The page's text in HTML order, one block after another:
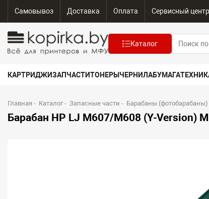
Самовывоз Доставка Оплата Сервисный центр
Каталог
КАРТРИДЖИЗАПЧАСТИТОНЕРЫ ЧЕРНИЛАБУМАГА
Главная - Каталог - Запасные части - Барабаны (фотобарабаны)
Барабан HP LJ M607/M608 (Y-Version)